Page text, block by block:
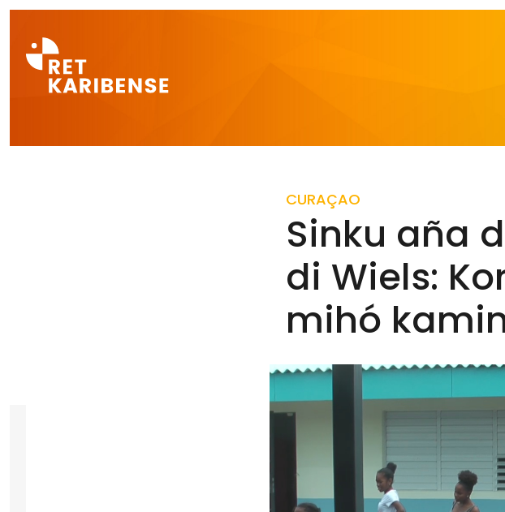
CURAÇAO
Sinku aña
di Wiels:
mihó